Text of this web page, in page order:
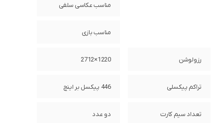
مناسب عکاسی سلفی
مناسب بازی
رزولوشن 1220×2712
تراکم پیکسلی 446 پیکسل بر اینچ
تعداد سیم کارت دو عدد